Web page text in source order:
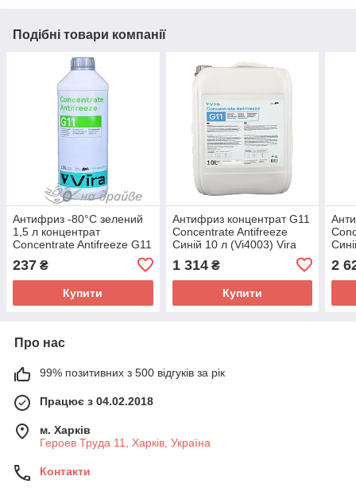
Подібні товари компанії
Антифриз -80°C зелений
1,5 л концентрат
Concentrate Antifreeze G11
237 ₴
Купити
Антифриз концентрат G11
Concentrate Antifreeze
Синій 10 л (Vi4003) Vira
1 314₴
Купити
2
Про нас
99% позитивних з 500 відгуків за рік
Працює з 04.02.2018
м. Харків
Героев Труда 11, Харків, Україна
Контакти